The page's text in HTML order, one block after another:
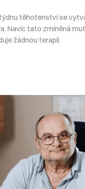
těhotenství se
Navíc tato zmíněná
žádnou terapii.